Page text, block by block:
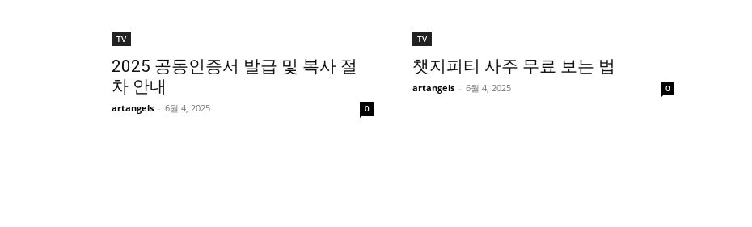
TV
2025 공동인증서 발급 및 복사 절
차 안내
artangels - 6월 4, 2025 0
TV
챗지피티 사주 무료 보는 법
artangels - 6월 4, 2025 0